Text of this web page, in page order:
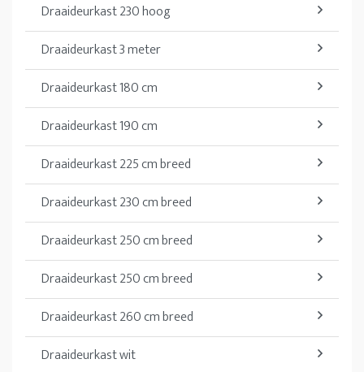
Draaideurkast 230 hoog
Draaideurkast 3 meter
Draaideurkast 180 cm
Draaideurkast 190 cm
Draaideurkast 225 cm breed
Draaideurkast 230 cm breed
Draaideurkast 250 cm breed
Draaideurkast 250 cm breed
Draaideurkast 260 cm breed
Draaideurkast wit